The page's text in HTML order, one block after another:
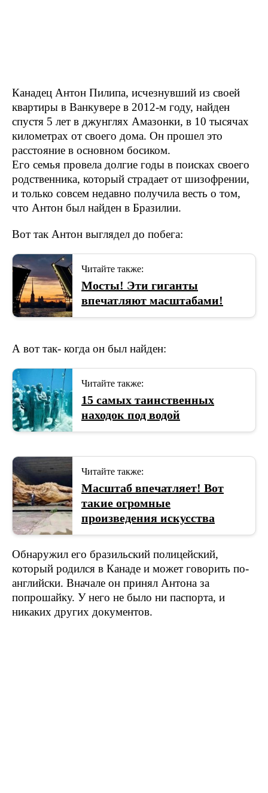
Канадец Антон Пилипа, исчезнувший из своей
квартиры в Ванкувере в 2012-м году, найден
спустя 5 лет в джунглях Амазонки, в 10 тысячах
километрах от своего дома. Он прошел это
расстояние в основном босиком.
Его семья провела долгие годы в поисках своего
родственника, который страдает от шизофрении,
и только совсем недавно получила весть о том,
что Антон был найден в Бразилии.
Вот так Антон выглядел до побега:
Читайте также:
Мосты! Эти гиганты
впечатляют масштабами!
А вот так- когда он был найден:
Читайте также:
15 самых таинственных
находок под водой
Читайте также:
Масштаб впечатляет! Вот
такие огромные
произведения искусства
Обнаружил его бразильский полицейский,
который родился в Канаде и может говорить по-
английски. Вначале он принял Антона за
попрошайку. У него не было ни паспорта, и
никаких других документов.